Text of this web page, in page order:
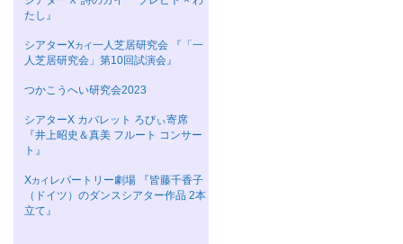
たし』
シアターΧカイ一人芝居研究会 『「一
人芝居研究会」第10回試演会』
つかこうへい研究会2023
シアターΧ カバレット ろびぃ寄席
『井上昭史＆真美 フルート コンサー
ト』
Χカイ レパートリー劇場 『皆藤千香子
（ドイツ）のダンスシアター作品 2本
立て』